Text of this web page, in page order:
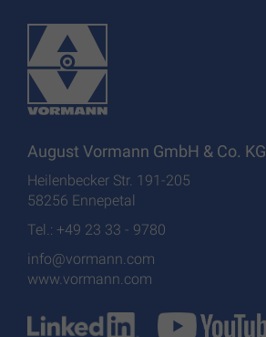
August Vormann GmbH & Co. KG
Heilenbecker Str. 191-205
58256 Ennepetal
Tel.: +49 23 33 - 9780
info@vormann.com
www.vormann.com